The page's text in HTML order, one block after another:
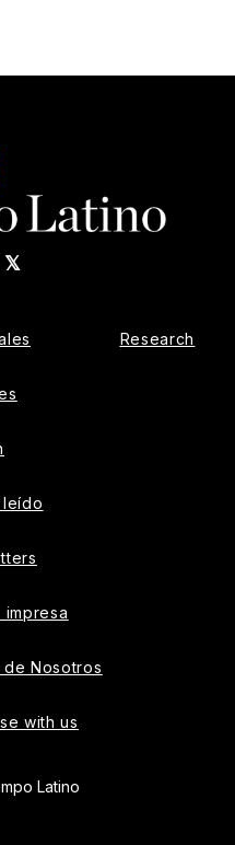
𝕏
leído
impresa
Nosotros
with us
Research
Latino